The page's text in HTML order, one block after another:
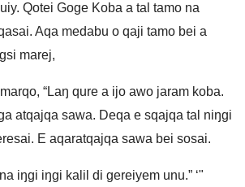
Qotei Goge Koba a tal tamo na
Aqa medabu o qaji tamo bei a
marej,
“Laŋ qure a ijo awo jaram koba.
atqajqa sawa. Deqa e sqajqa tal niŋgi
E aqaratqajqa sawa bei sosai.
iŋgi iŋgi kalil di gereiyem unu.” ‘"